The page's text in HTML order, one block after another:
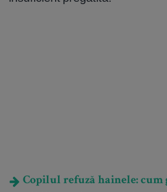
Copilul refuză hainele: cum